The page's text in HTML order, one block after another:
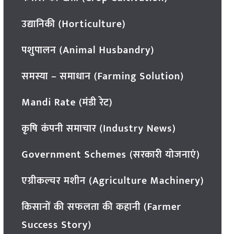
उद्यानिकी (Horticulture)
पशुपालन (Animal Husbandry)
समस्या – समाधान (Farming Solution)
Mandi Rate (मंडी रेट)
कृषि कंपनी समाचार (Industry News)
Government Schemes (सरकारी योजनाएं)
एग्रीकल्चर मशीन (Agriculture Machinery)
किसानों की सफलता की कहानी (Farmer
Success Story)